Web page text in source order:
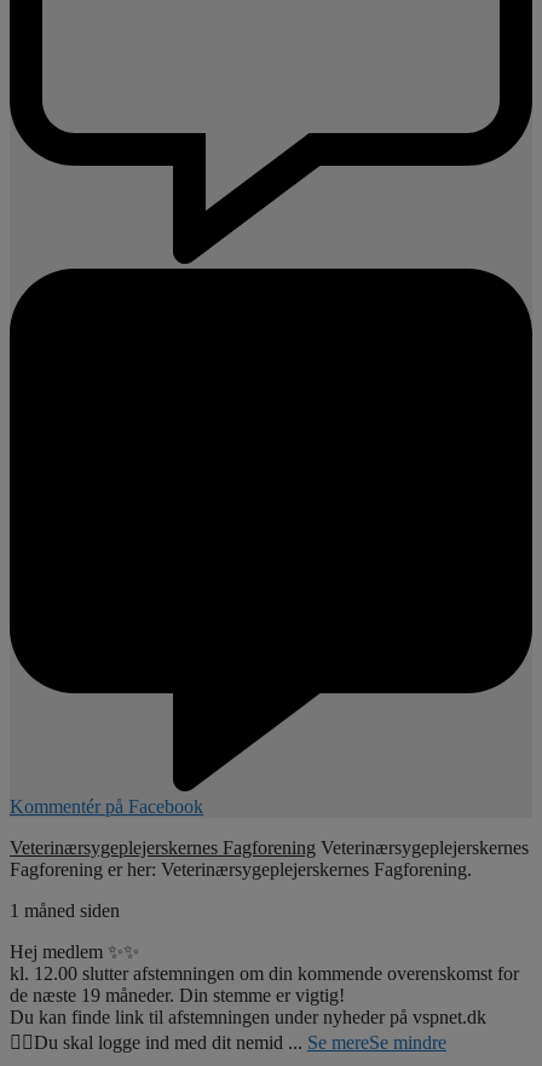
Kommentér på Facebook
Veterinærsygeplejerskernes Fagforening Veterinærsygeplejerskernes
Fagforening er her: Veterinærsygeplejerskernes Fagforening.
1 måned siden
Hej medlem ✨✨
kl. 12.00 slutter afstemningen om din kommende overenskomst for
de næste 19 måneder. Din stemme er vigtig!
Du kan finde link til afstemningen under nyheder på vspnet.dk
☝🏼Du skal logge ind med dit nemid ... Se mereSe mindre